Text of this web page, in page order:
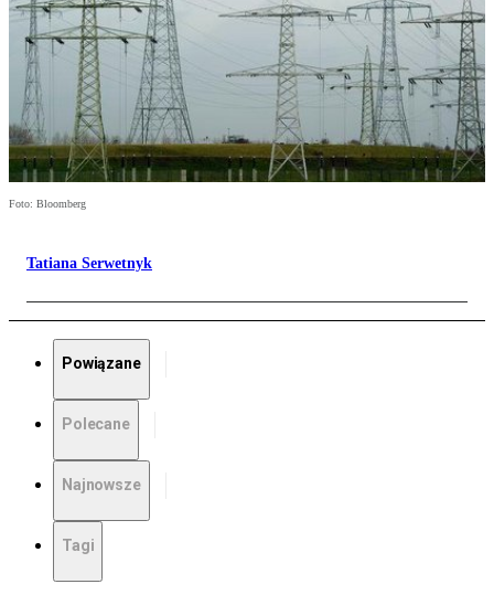
Foto: Bloomberg
Tatiana Serwetnyk
Powiązane
Polecane
Najnowsze
Tagi